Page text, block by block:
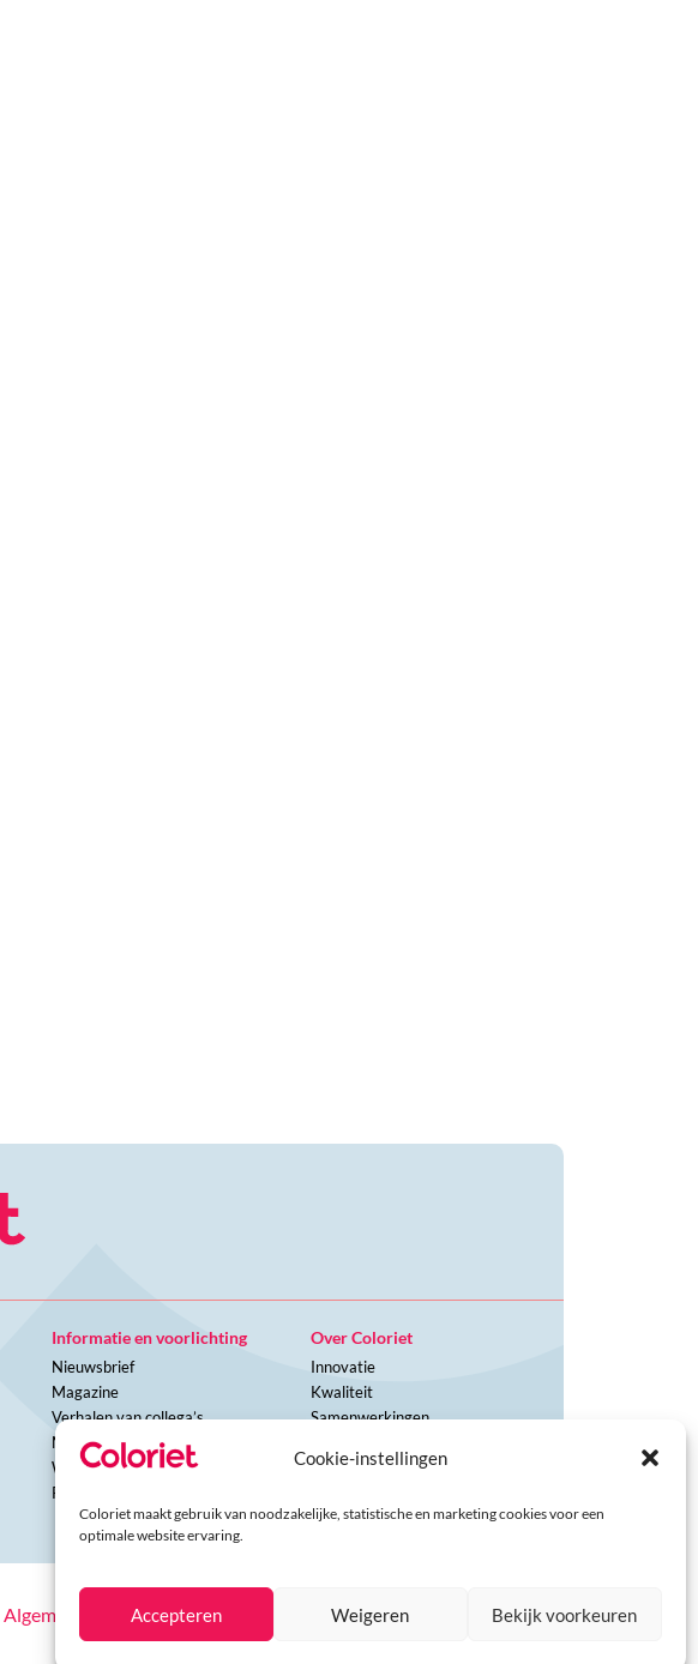
Cookie-instellingen
Coloriet maakt gebruik van noodzakelijke, statistische en marketing cookies voor een
optimale website ervaring.
Accepteren Weigeren Bekijk voorkeuren
Informatie en voorlichting
Nieuwsbrief
Magazine
Verhalen van collega’s
Meer over Coloriet
Werken bij Coloriet
Pers
Over Coloriet
Innovatie
Kwaliteit
Samenwerkingen
Algemene voorwaarden